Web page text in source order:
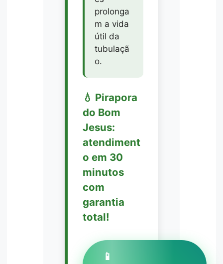
prolonga
m a vida
útil da
tubulaçã
o.
💧 Pirapora
do Bom
Jesus:
atendiment
o em 30
minutos
com
garantia
total!
📱